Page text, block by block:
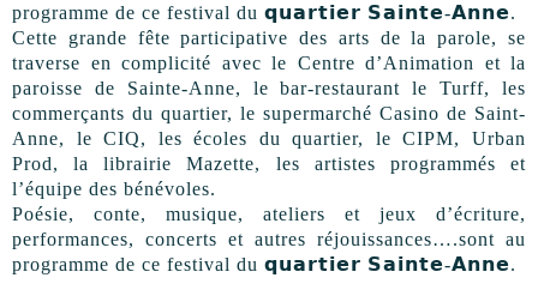
programme de ce festival du 𝗾𝘂𝗮𝗿𝘁𝗶𝗲𝗿 𝗦𝗮𝗶𝗻𝘁𝗲-𝗔𝗻𝗻𝗲.
Cette grande fête participative des arts de la parole, se
traverse en complicité avec le Centre d’Animation et la
paroisse de Sainte-Anne, le bar-restaurant le Turff, les
commerçants du quartier, le supermarché Casino de Saint-
Anne, le CIQ, les écoles du quartier, le CIPM, Urban
Prod, la librairie Mazette, les artistes programmés et
l’équipe des bénévoles.
Poésie, conte, musique, ateliers et jeux d’écriture,
performances, concerts et autres réjouissances….sont au
programme de ce festival du 𝗾𝘂𝗮𝗿𝘁𝗶𝗲𝗿 𝗦𝗮𝗶𝗻𝘁𝗲-𝗔𝗻𝗻𝗲.